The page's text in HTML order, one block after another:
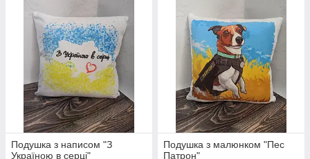
Подушка з написом "З
Україною в серці"
Подушка з малюнком "Пес
Патрон"